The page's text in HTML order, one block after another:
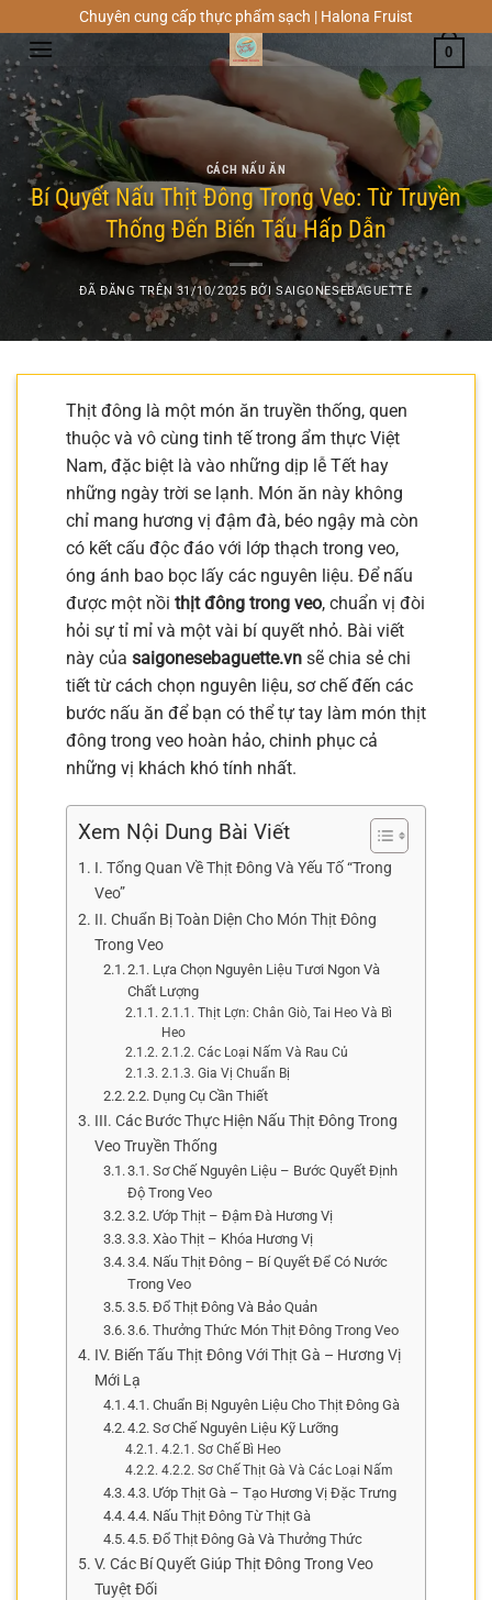
đến
nội
dung
Chuyên cung cấp thực phẩm sạch | Halona Fruist
0
CÁCH NẤU ĂN
Bí Quyết Nấu Thịt Đông Trong Veo: Từ Truyền
Thống Đến Biến Tấu Hấp Dẫn
ĐÃ ĐĂNG TRÊN31/10/2025 BỞISAIGONESEBAGUETTE
Thịt đông là một món ăn truyền thống, quen
thuộc và vô cùng tinh tế trong ẩm thực Việt
Nam, đặc biệt là vào những dịp lễ Tết hay
những ngày trời se lạnh. Món ăn này không
chỉ mang hương vị đậm đà, béo ngậy mà còn
có kết cấu độc đáo với lớp thạch trong veo,
óng ánh bao bọc lấy các nguyên liệu. Để nấu
được một nồi thịt đông trong veo, chuẩn vị đòi
hỏi sự tỉ mỉ và một vài bí quyết nhỏ. Bài viết
này của saigonesebaguette.vn sẽ chia sẻ chi
tiết từ cách chọn nguyên liệu, sơ chế đến các
bước nấu ăn để bạn có thể tự tay làm món thịt
đông trong veo hoàn hảo, chinh phục cả
những vị khách khó tính nhất.
Xem Nội Dung Bài Viết
I. Tổng Quan Về Thịt Đông Và Yếu Tố “Trong
Veo”
II. Chuẩn Bị Toàn Diện Cho Món Thịt Đông
Trong Veo
2.1. Lựa Chọn Nguyên Liệu Tươi Ngon Và
Chất Lượng
2.1.1. Thịt Lợn: Chân Giò, Tai Heo Và Bì
Heo
2.1.2. Các Loại Nấm Và Rau Củ
2.1.3. Gia Vị Chuẩn Bị
2.2. Dụng Cụ Cần Thiết
III. Các Bước Thực Hiện Nấu Thịt Đông Trong
Veo Truyền Thống
3.1. Sơ Chế Nguyên Liệu – Bước Quyết Định
Độ Trong Veo
3.2. Ướp Thịt – Đậm Đà Hương Vị
3.3. Xào Thịt – Khóa Hương Vị
3.4. Nấu Thịt Đông – Bí Quyết Để Có Nước
Trong Veo
3.5. Đổ Thịt Đông Và Bảo Quản
3.6. Thưởng Thức Món Thịt Đông Trong Veo
IV. Biến Tấu Thịt Đông Với Thịt Gà – Hương Vị
Mới Lạ
4.1. Chuẩn Bị Nguyên Liệu Cho Thịt Đông Gà
4.2. Sơ Chế Nguyên Liệu Kỹ Lưỡng
4.2.1. Sơ Chế Bì Heo
4.2.2. Sơ Chế Thịt Gà Và Các Loại Nấm
4.3. Ướp Thịt Gà – Tạo Hương Vị Đặc Trưng
4.4. Nấu Thịt Đông Từ Thịt Gà
4.5. Đổ Thịt Đông Gà Và Thưởng Thức
V. Các Bí Quyết Giúp Thịt Đông Trong Veo
Tuyệt Đối